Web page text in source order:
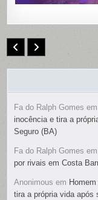
Fa do Ralph Gomes em
inocência e tira a
Seguro (BA)
Fa do Ralph Gomes em
por rivais em Costa
Anonimous em
tira a própria vida após